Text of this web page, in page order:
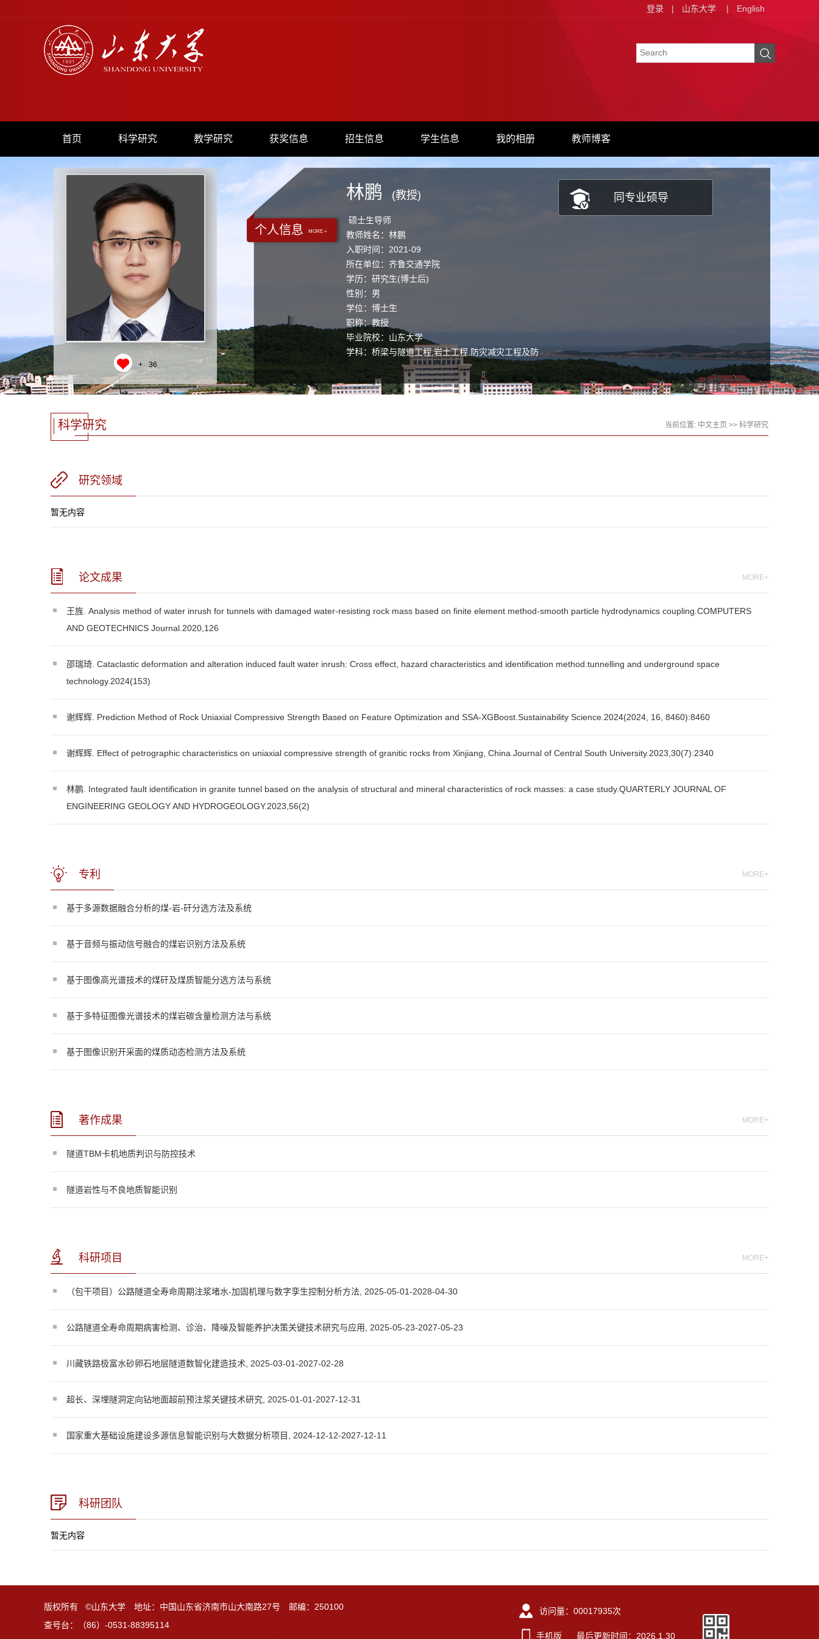
登录 | 山东大学 | English
首页 科学研究 教学研究 获奖信息 招生信息 学生信息 我的相册 教师博客
+ 36
个人信息 MORE +
林鹏 (教授)
硕士生导师
教师姓名：林鹏
入职时间：2021-09
所在单位：齐鲁交通学院
学历：研究生(博士后)
性别：男
学位：博士生
职称：教授
毕业院校：山东大学
学科：桥梁与隧道工程,岩土工程,防灾减灾工程及防
同专业硕导
科学研究 当前位置: 中文主页 >> 科学研究
研究领域
暂无内容
论文成果 MORE+
王旌. Analysis method of water inrush for tunnels with damaged water-resisting rock mass based on finite element method-smooth particle hydrodynamics coupling.COMPUTERS
AND GEOTECHNICS Journal.2020,126
邵瑞琦. Cataclastic deformation and alteration induced fault water inrush: Cross effect, hazard characteristics and identification method.tunnelling and underground space
technology.2024(153)
谢辉辉. Prediction Method of Rock Uniaxial Compressive Strength Based on Feature Optimization and SSA-XGBoost.Sustainability Science.2024(2024, 16, 8460):8460
谢辉辉. Effect of petrographic characteristics on uniaxial compressive strength of granitic rocks from Xinjiang, China.Journal of Central South University.2023,30(7):2340
林鹏. Integrated fault identification in granite tunnel based on the analysis of structural and mineral characteristics of rock masses: a case study.QUARTERLY JOURNAL OF
ENGINEERING GEOLOGY AND HYDROGEOLOGY.2023,56(2)
专利 MORE+
基于多源数据融合分析的煤-岩-矸分选方法及系统
基于音频与振动信号融合的煤岩识别方法及系统
基于图像高光谱技术的煤矸及煤质智能分选方法与系统
基于多特征图像光谱技术的煤岩碳含量检测方法与系统
基于图像识别开采面的煤质动态检测方法及系统
著作成果 MORE+
隧道TBM卡机地质判识与防控技术
隧道岩性与不良地质智能识别
科研项目 MORE+
（包干项目）公路隧道全寿命周期注浆堵水-加固机理与数字孪生控制分析方法, 2025-05-01-2028-04-30
公路隧道全寿命周期病害检测、诊治、降噪及智能养护决策关键技术研究与应用, 2025-05-23-2027-05-23
川藏铁路极富水砂卵石地层隧道数智化建造技术, 2025-03-01-2027-02-28
超长、深埋隧洞定向钻地面超前预注浆关键技术研究, 2025-01-01-2027-12-31
国家重大基础设施建设多源信息智能识别与大数据分析项目, 2024-12-12-2027-12-11
科研团队
暂无内容
版权所有 ©山东大学 地址：中国山东省济南市山大南路27号 邮编：250100
查号台：（86）-0531-88395114
访问量： 00017935次
手机版 最后更新时间： 2026 1 30